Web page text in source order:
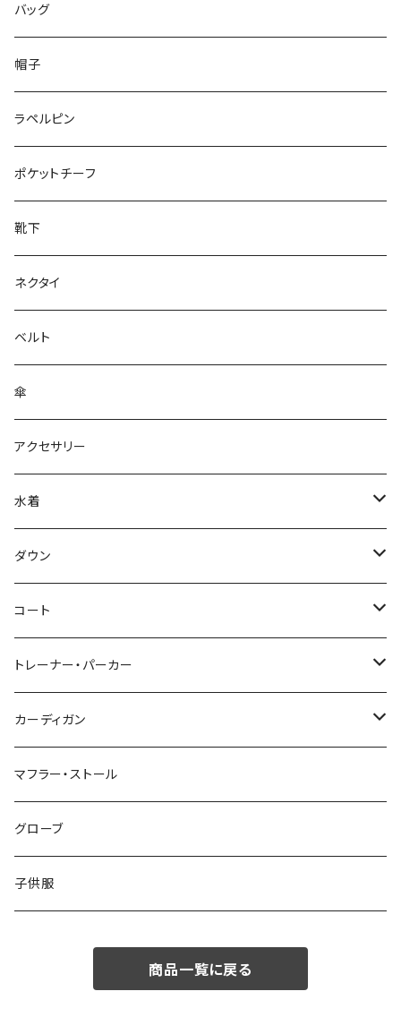
50/XL～
48/L
50/XL～
46/M
48/L
50/XL～
～25.5cm
26cm～
27cm～
28cm～
バッグ
帽子
ラペルピン
ポケットチーフ
靴下
ネクタイ
ベルト
傘
アクセサリー
水着
～44/S
46/M
48/L
50/XL～
ダウン
～44/S
46/M
48/L
50/XL～
コート
～44/S
46/M
48/L
50/XL～
トレーナー・パーカー
～44/S
46/M
48/L
50/XL～
カーディガン
～44/S
46/M
48/L
マフラー・ストール
グローブ
子供服
商品一覧に戻る